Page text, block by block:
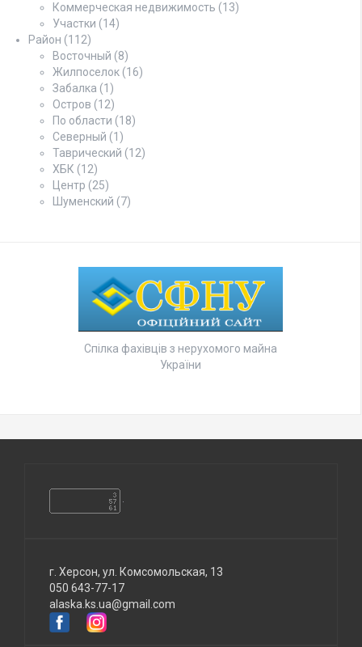
Коммерческая недвижимость (13)
Участки (14)
Район (112)
Восточный (8)
Жилпоселок (16)
Забалка (1)
Остров (12)
По области (18)
Северный (1)
Таврический (12)
ХБК (12)
Центр (25)
Шуменский (7)
Спілка фахівців з нерухомого майна
України
г. Херсон, ул. Комсомольская, 13
050 643-77-17
alaska.ks.ua@gmail.com